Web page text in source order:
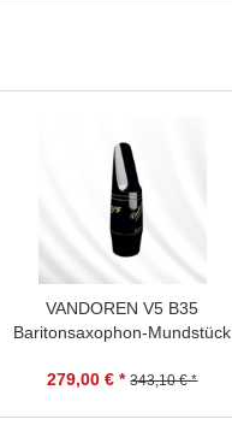
VANDOREN V5 B35
Baritonsaxophon-Mundstück
279,00 € * 343,10 € *